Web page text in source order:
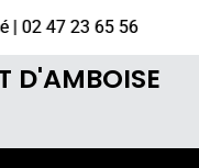
| 02 47 23 65 56
D'AMBOISE